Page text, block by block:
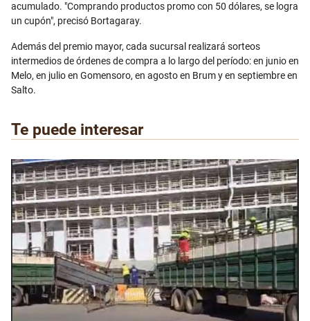
acumulado. "Comprando productos promo con 50 dólares, se logra
un cupón", precisó Bortagaray.
Además del premio mayor, cada sucursal realizará sorteos
intermedios de órdenes de compra a lo largo del período: en junio en
Melo, en julio en Gomensoro, en agosto en Brum y en septiembre en
Salto.
Te puede interesar